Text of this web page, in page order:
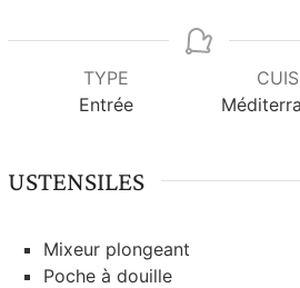
n
TYPE
Entrée
USTENSILES
Mixeur plongeant
Poche à douille